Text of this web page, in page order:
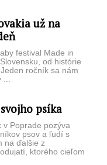
Illa. ...
už na
festival Made in
od histórie
ročník sa nám
...
psíka
v Poprade pozýva
psov a ľudí s
na ďalšie z
ktorého cieľom